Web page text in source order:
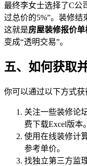
最终李女士选择了C公
过总价的5%”。装修结
这就是房屋装修报价单
变成“透明交易”。
五、如何获取
你可以通过以下方式获
关注一些装修论
费下载Excel版本。
使用在线装修计
参考单价。
找独立第三方监